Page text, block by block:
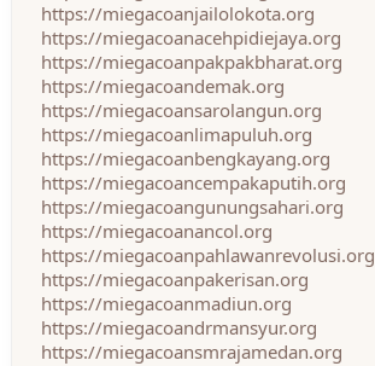
https://miegacoanjailolokota.org
https://miegacoanacehpidiejaya.org
https://miegacoanpakpakbharat.org
https://miegacoandemak.org
https://miegacoansarolangun.org
https://miegacoanlimapuluh.org
https://miegacoanbengkayang.org
https://miegacoancempakaputih.org
https://miegacoangunungsahari.org
https://miegacoanancol.org
https://miegacoanpahlawanrevolusi.org
https://miegacoanpakerisan.org
https://miegacoanmadiun.org
https://miegacoandrmansyur.org
https://miegacoansmrajamedan.org